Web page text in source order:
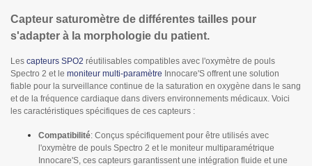
Capteur saturomètre de différentes tailles pour
s'adapter à la morphologie du patient.
Les capteurs SPO2 réutilisables compatibles avec l'oxymètre de pouls
Spectro 2 et le moniteur multi-paramètre Innocare'S offrent une solution
fiable pour la surveillance continue de la saturation en oxygène dans le sang
et de la fréquence cardiaque dans divers environnements médicaux. Voici
les caractéristiques spécifiques de ces capteurs :
Compatibilité: Conçus spécifiquement pour être utilisés avec
l'oxymètre de pouls Spectro 2 et le moniteur multiparamétrique
Innocare'S, ces capteurs garantissent une intégration fluide et une